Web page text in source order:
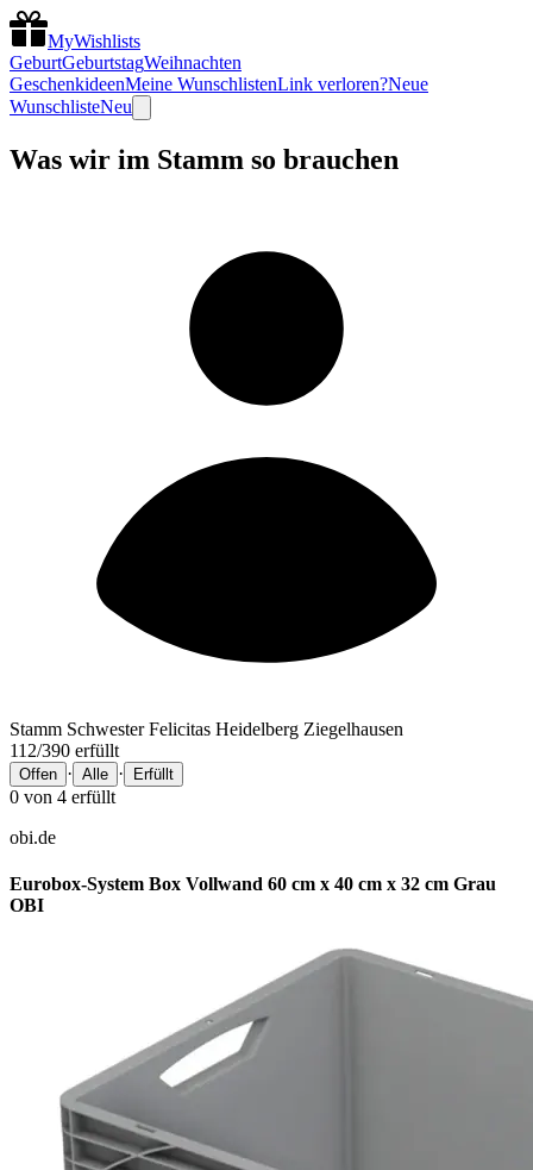
MyWishlists
GeburtGeburtstagWeihnachten
GeschenkideenMeine WunschlistenLink verloren?Neue
WunschlisteNeu
Was wir im Stamm so brauchen
Stamm Schwester Felicitas Heidelberg Ziegelhausen
112/390 erfüllt
Offen · Alle · Erfüllt
0 von 4 erfüllt
obi.de
Eurobox-System Box Vollwand 60 cm x 40 cm x 32 cm Grau
OBI